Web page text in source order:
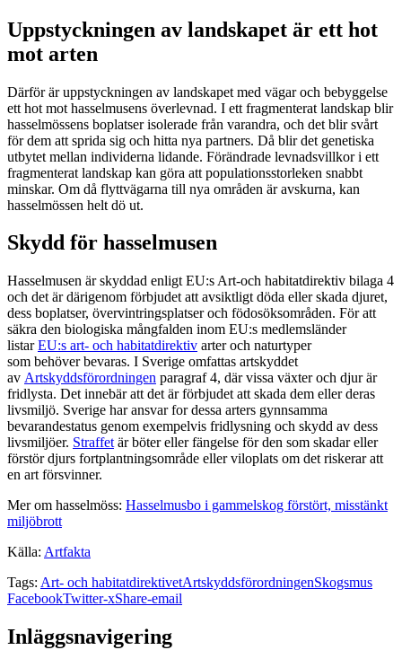
Uppstyckningen av landskapet är ett hot
mot arten
Därför är uppstyckningen av landskapet med vägar och bebyggelse
ett hot mot hasselmusens överlevnad. I ett fragmenterat landskap blir
hasselmössens boplatser isolerade från varandra, och det blir svårt
för dem att sprida sig och hitta nya partners. Då blir det genetiska
utbytet mellan individerna lidande. Förändrade levnadsvillkor i ett
fragmenterat landskap kan göra att populationsstorleken snabbt
minskar. Om då flyttvägarna till nya områden är avskurna, kan
hasselmössen helt dö ut.
Skydd för hasselmusen
Hasselmusen är skyddad enligt EU:s Art-och habitatdirektiv bilaga 4
och det är därigenom förbjudet att avsiktligt döda eller skada djuret,
dess boplatser, övervintringsplatser och födosöksområden. För att
säkra den biologiska mångfalden inom EU:s medlemsländer
listarEU:s art- och habitatdirektiv arter och naturtyper
som behöver bevaras. I Sverige omfattas artskyddet
av Artskyddsförordningen paragraf 4, där vissa växter och djur är
fridlysta. Det innebär att det är förbjudet att skada dem eller deras
livsmiljö. Sverige har ansvar for dessa arters gynnsamma
bevarandestatus genom exempelvis fridlysning och skydd av dess
livsmiljöer. Straffet är böter eller fängelse för den som skadar eller
förstör djurs fortplantningsområde eller viloplats om det riskerar att
en art försvinner.
Mer om hasselmöss: Hasselmusbo i gammelskog förstört, misstänkt
miljöbrott
Källa: Artfakta
Tags: Art- och habitatdirektivetArtskyddsförordningenSkogsmus
FacebookTwitter-xShare-email
Inläggsnavigering